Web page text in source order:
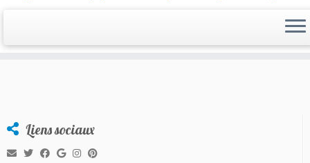
Liens sociaux